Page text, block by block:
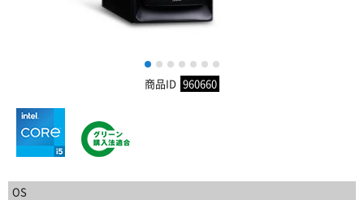
1 2 3 4 5 6
商品ID 960660
OS